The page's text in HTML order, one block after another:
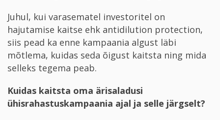
Juhul, kui varasematel investoritel on
hajutamise kaitse ehk anti­dilution protection,
siis pead ka enne kampaania algust läbi
mõtlema, kuidas seda õigust kaitsta ning mida
selleks tegema peab.
Kuidas kaitsta oma ärisaladusi
ühisrahastuskampaania ajal ja selle järgselt?